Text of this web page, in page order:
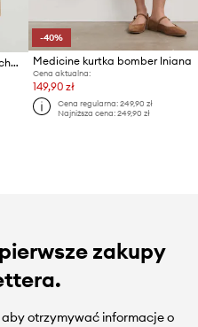
Custommade kurtka bawełniana Francheska
-40%
Medicine kurtka bomber lniana
Cena aktualna:
149,90 zł
Cena regularna:249,90 zł
Najniższa cena:249,90 zł
zakupy
aby otrzymywać informacje o